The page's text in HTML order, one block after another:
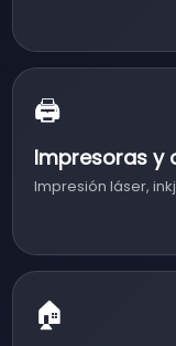
🖨️
Impresoras y
Impresión láser,
🏠